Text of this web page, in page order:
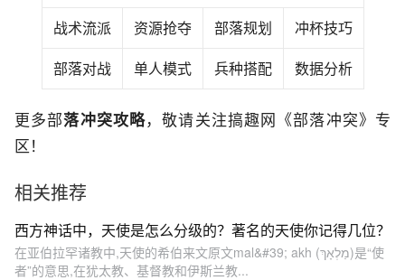
战术流派 资源抢夺 部落规划 冲杯技巧
部落对战 单人模式 兵种搭配 数据分析
更多部落冲突攻略，敬请关注搞趣网《部落冲突》专
区！
相关推荐
西方神话中，天使是怎么分级的？著名的天使你记得几位？
在亚伯拉罕诸教中,天使的希伯来文原文mal&#39; akh (מַלְאָךְ)是“使
者”的意思,在犹太教、基督教和伊斯兰教...